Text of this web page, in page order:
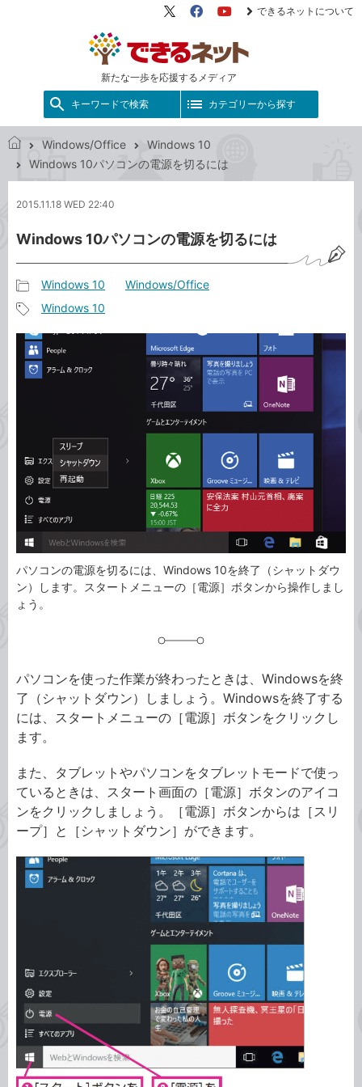
新たな一歩を応援するメディア
X（旧
FacebookYouTube
できるネットについて
キーワードで検索 カテゴリーから探す
で
ネ
ト
Windows/Office
Windows 10
Windows 10パソコンの電源を切るには
2015.11.18 WED 22:40
Windows 10パソコンの電源を切るには
事
カ
テ
ゴ
Windows 10 Windows/Office
事
タ
グ
Windows 10
パソコンの電源を切るには、Windows 10を終了（シャットダウ
ン）します。スタートメニューの［電源］ボタンから操作しまし
ょう。
パソコンを使った作業が終わったときは、Windowsを終
了（シャットダウン）しましょう。Windowsを終了する
には、スタートメニューの［電源］ボタンをクリックし
ます。
また、タブレットやパソコンをタブレットモードで使っ
ているときは、スタート画面の［電源］ボタンのアイコ
ンをクリックしましょう。［電源］ボタンからは［スリ
ープ］と［シャットダウン］ができます。